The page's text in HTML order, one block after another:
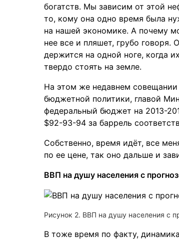
богатств. Мы зависим от этой
то, кому она одно время была
на нашей экономике. А почему
нее все и пляшет, грубо говоря.
держится на одной ноге, когда
твердо стоять на земле.
На этом же недавнем
бюджетной политики, главой
федеральный бюджет на 2013-
$92-93-94 за баррель
Собственно, время идёт, все
по ее цене, так оно дальше и
ВВП на душу населения с
Рисунок 2. ВВП на душу населения с
В тоже время по факту,